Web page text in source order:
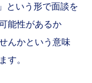
という形で面談を
能性があるか
んかという意味
す。